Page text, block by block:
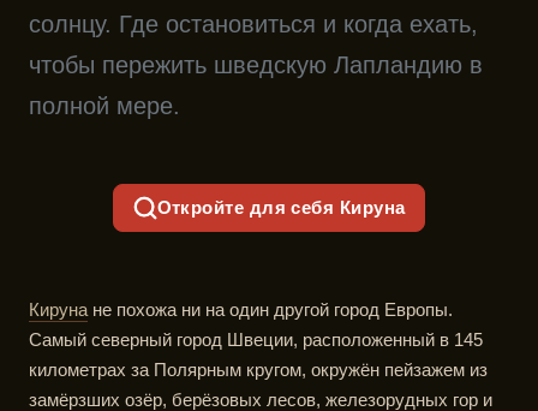
солнцу. Где остановиться и когда ехать,
чтобы пережить шведскую Лапландию в
полной мере.
Откройте для себя Кируна
Кируна не похожа ни на один другой город Европы.
Самый северный город Швеции, расположенный в 145
километрах за Полярным кругом, окружён пейзажем из
замёрзших озёр, берёзовых лесов, железорудных гор и